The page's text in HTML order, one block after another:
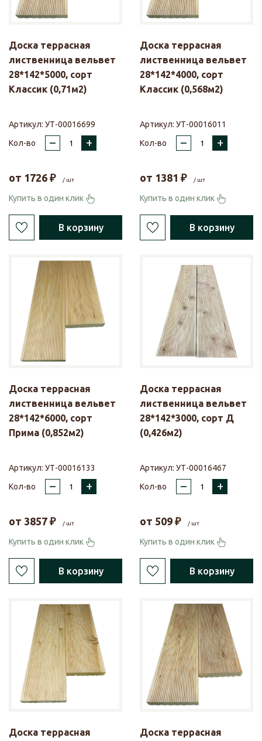
Доска террасная
лиственница вельвет
28*142*5000, сорт
Классик (0,71м2)
Артикул: УТ-00016699
Кол-во
– +
от 1726 ₽ / шт
Купить в один клик
В корзину
Доска террасная
лиственница вельвет
28*142*4000, сорт
Классик (0,568м2)
Артикул: УТ-00016011
Кол-во
– +
от 1381 ₽ / шт
Купить в один клик
В корзину
Доска террасная
лиственница вельвет
28*142*6000, сорт
Прима (0,852м2)
Артикул: УТ-00016133
Кол-во
– +
от 3857 ₽ / шт
Купить в один клик
В корзину
Доска террасная
лиственница вельвет
28*142*3000, сорт Д
(0,426м2)
Артикул: УТ-00016467
Кол-во
– +
от 509 ₽ / шт
Купить в один клик
В корзину
Доска террасная
Доска террасная